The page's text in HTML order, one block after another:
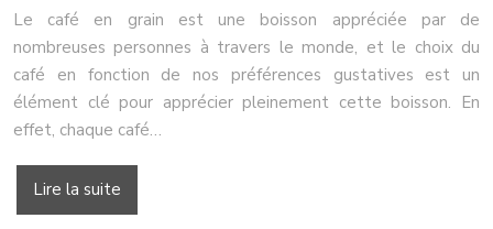
Le café en grain est une boisson appréciée par de
nombreuses personnes à travers le monde, et le choix du
café en fonction de nos préférences gustatives est un
élément clé pour apprécier pleinement cette boisson. En
effet, chaque café…
Lire la suite